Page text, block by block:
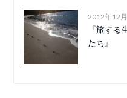
2012年12
『旅す
たち』